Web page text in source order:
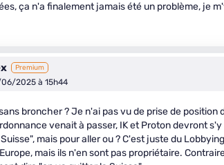
ça n'a finalement jamais été un problème, je
Premium
06/2025 à 15h44
broncher ? Je n'ai pas vu de prise de position
venait à passer, IK et Proton devront
mais pour aller ou ? C'est juste du
mais ils n'en sont pas propriétaire.